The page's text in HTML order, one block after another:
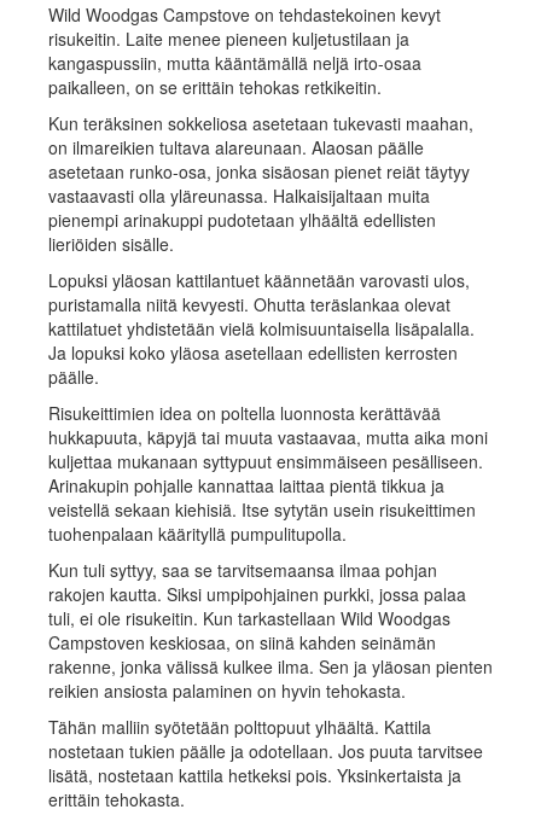
Wild Woodgas Campstove on tehdastekoinen kevyt
risukeitin. Laite menee pieneen kuljetustilaan ja
kangaspussiin, mutta kääntämällä neljä irto-osaa
paikalleen, on se erittäin tehokas retkikeitin.
Kun teräksinen sokkeliosa asetetaan tukevasti maahan,
on ilmareikien tultava alareunaan. Alaosan päälle
asetetaan runko-osa, jonka sisäosan pienet reiät täytyy
vastaavasti olla yläreunassa. Halkaisijaltaan muita
pienempi arinakuppi pudotetaan ylhäältä edellisten
lieriöiden sisälle.
Lopuksi yläosan kattilantuet käännetään varovasti ulos,
puristamalla niitä kevyesti. Ohutta teräslankaa olevat
kattilatuet yhdistetään vielä kolmisuuntaisella lisäpalalla.
Ja lopuksi koko yläosa asetellaan edellisten kerrosten
päälle.
Risukeittimien idea on poltella luonnosta kerättävää
hukkapuuta, käpyjä tai muuta vastaavaa, mutta aika moni
kuljettaa mukanaan syttypuut ensimmäiseen pesälliseen.
Arinakupin pohjalle kannattaa laittaa pientä tikkua ja
veistellä sekaan kiehisiä. Itse sytytän usein risukeittimen
tuohenpalaan käärityllä pumpulitupolla.
Kun tuli syttyy, saa se tarvitsemaansa ilmaa pohjan
rakojen kautta. Siksi umpipohjainen purkki, jossa palaa
tuli, ei ole risukeitin. Kun tarkastellaan Wild Woodgas
Campstoven keskiosaa, on siinä kahden seinämän
rakenne, jonka välissä kulkee ilma. Sen ja yläosan pienten
reikien ansiosta palaminen on hyvin tehokasta.
Tähän malliin syötetään polttopuut ylhäältä. Kattila
nostetaan tukien päälle ja odotellaan. Jos puuta tarvitsee
lisätä, nostetaan kattila hetkeksi pois. Yksinkertaista ja
erittäin tehokasta.